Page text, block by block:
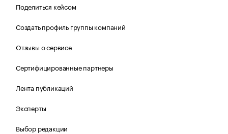
Поделиться кейсом
Создать профиль группы компаний
Отзывы о сервисе
Сертифицированные партнеры
Лента публикаций
Эксперты
Выбор редакции